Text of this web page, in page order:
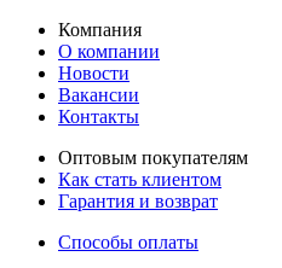
Компания
О компании
Новости
Вакансии
Контакты
Оптовым покупателям
Как стать клиентом
Гарантия и возврат
Способы оплаты